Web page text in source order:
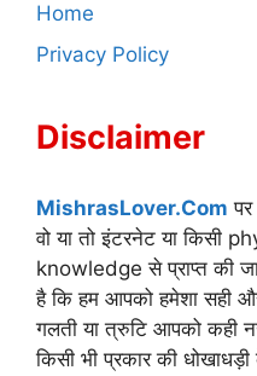
Home
Privacy Policy
Disclaimer
MishrasLover.Com
वो या तो इंटरनेट या किसी
knowledge से प्राप्त की
है कि हम आपको हमेशा सही
गलती या त्रुटि आपको कही
किसी भी प्रकार की